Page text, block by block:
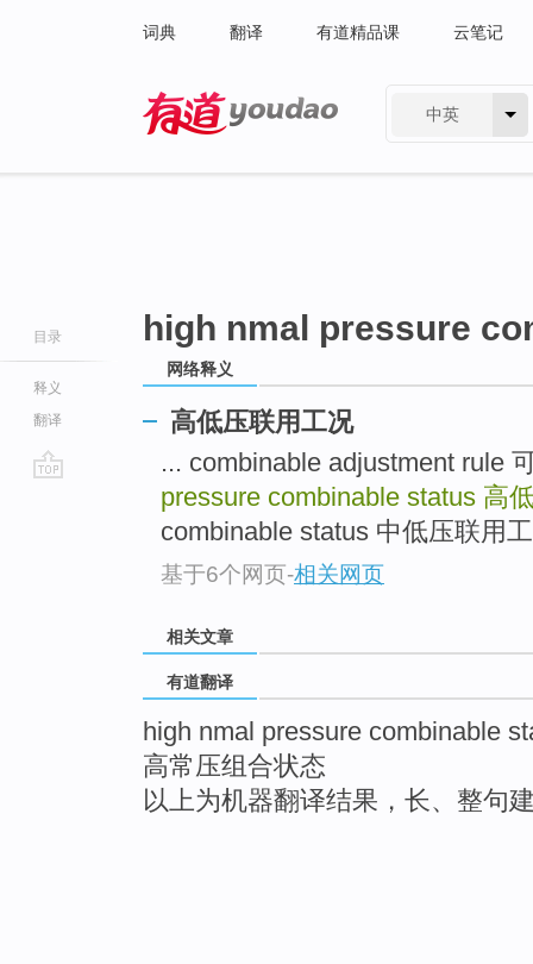
词典 翻译 有道精品课 云笔记
中英
目录
释义
翻译
high nmal pressure
网络释义
高低压联用工况
... combinable adjustment rule
pressure combinable status 高
combinable status 中低压联用
基于6个网页-相关网页
相关文章
有道翻译
high nmal pressure combinable
高常压组合状态
以上为机器翻译结果，长、整句